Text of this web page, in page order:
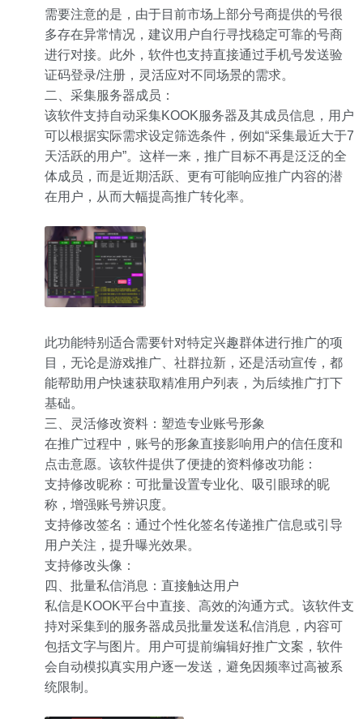
需要注意的是，由于目前市场上部分号商提供的号很
多存在异常情况，建议用户自行寻找稳定可靠的号商
进行对接。此外，软件也支持直接通过手机号发送验
证码登录/注册，灵活应对不同场景的需求。
二、采集服务器成员：
该软件支持自动采集KOOK服务器及其成员信息，用户
可以根据实际需求设定筛选条件，例如“采集最近大于7
天活跃的用户”。这样一来，推广目标不再是泛泛的全
体成员，而是近期活跃、更有可能响应推广内容的潜
在用户，从而大幅提高推广转化率。
此功能特别适合需要针对特定兴趣群体进行推广的项
目，无论是游戏推广、社群拉新，还是活动宣传，都
能帮助用户快速获取精准用户列表，为后续推广打下
基础。
三、灵活修改资料：塑造专业账号形象
在推广过程中，账号的形象直接影响用户的信任度和
点击意愿。该软件提供了便捷的资料修改功能：
支持修改昵称：可批量设置专业化、吸引眼球的昵
称，增强账号辨识度。
支持修改签名：通过个性化签名传递推广信息或引导
用户关注，提升曝光效果。
支持修改头像：
四、批量私信消息：直接触达用户
私信是KOOK平台中直接、高效的沟通方式。该软件支
持对采集到的服务器成员批量发送私信消息，内容可
包括文字与图片。用户可提前编辑好推广文案，软件
会自动模拟真实用户逐一发送，避免因频率过高被系
统限制。